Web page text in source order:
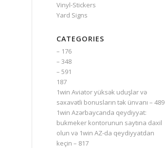
Vinyl-Stickers
Yard Signs
CATEGORIES
– 176
– 348
– 591
187
1win Aviator yüksək uduşlar və
səxavətli bonusların tək ünvanı – 489
1win Azərbaycanda qeydiyyat:
bukmeker kontorunun saytına daxil
olun və 1win AZ-da qeydiyyatdan
keçin – 817